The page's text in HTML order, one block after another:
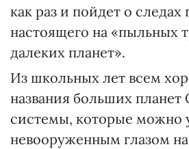
как раз и пойдет о
настоящего на «пыльных
далеких планет».
Из школьных лет всем
названия больших планет
системы, которые можно
невооруженным глазом